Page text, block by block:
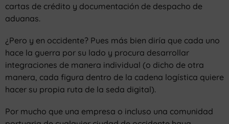
cartas de crédito y documentación de despacho de
aduanas.
¿Pero y en occidente? Pues más bien diría que cada uno
hace la guerra por su lado y procura desarrollar
integraciones de manera individual (o dicho de otra
manera, cada figura dentro de la cadena logística quiere
hacer su propia ruta de la seda digital).
Por mucho que una empresa o incluso una comunidad